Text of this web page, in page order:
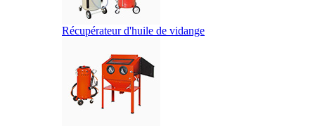
Récupérateur d'huile de vidange